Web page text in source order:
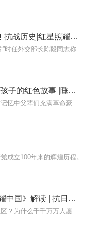
青春之歌 | 杨沫红色经典 抗战历史|红星照耀中国
红星照耀下的童年 |讲给孩子的红色故事 |睡前故事
成立100年来的辉煌历程。
2025年度好书《红星照耀中国》解读 | 抗日战争、长征 | 毛泽东、周恩来、朱德、刘少奇